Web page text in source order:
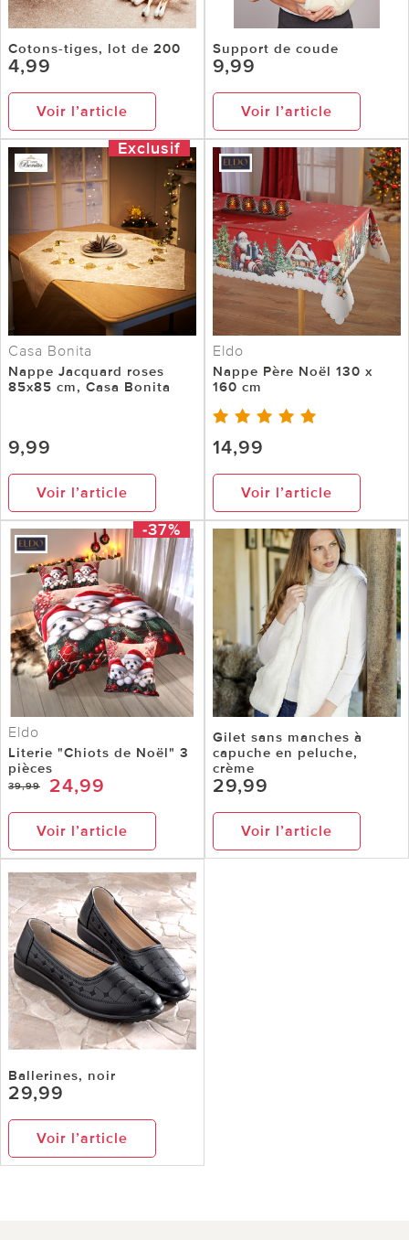
Cotons-tiges, lot de 200
4,99
Voir l’article
Support de coude
9,99
Voir l’article
Exclusif
Casa Bonita
Nappe Jacquard roses
85x85 cm, Casa Bonita
9,99
Voir l’article
Eldo
Nappe Père Noël 130 x
160 cm
14,99
Voir l’article
-37%
Eldo
Literie "Chiots de Noël" 3
pièces
39,99 24,99
Voir l’article
Gilet sans manches à
capuche en peluche,
crème
29,99
Voir l’article
Ballerines, noir
29,99
Voir l’article